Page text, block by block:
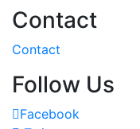
Contact
Contact
Follow Us
Facebook